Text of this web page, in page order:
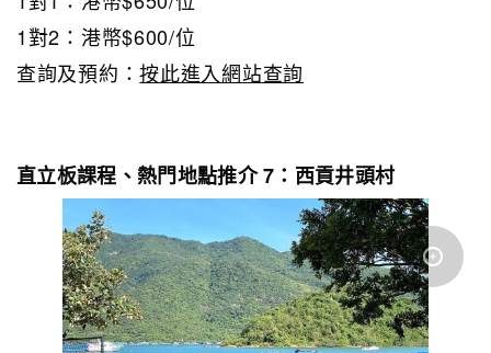
1對2：港幣$600/位
查詢及預約：按此進入網站查詢
直立板課程、熱門地點推介 7：西貢井頭村